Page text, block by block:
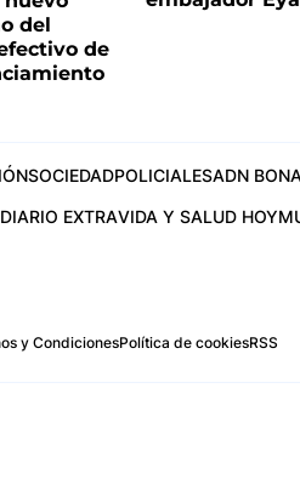
del
de
SOCIEDADPOLICIALESADN
DIARIO EXTRAVIDA Y SALUD HOY
y CondicionesPolítica de cookiesRSS